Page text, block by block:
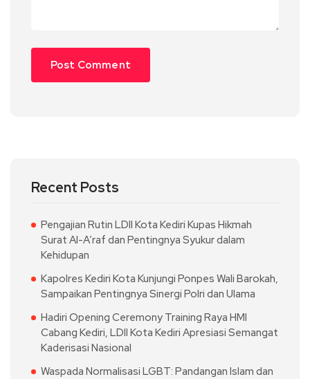
Recent Posts
Pengajian Rutin LDII Kota Kediri Kupas Hikmah
Surat Al-A’raf dan Pentingnya Syukur dalam
Kehidupan
Kapolres Kediri Kota Kunjungi Ponpes Wali Barokah,
Sampaikan Pentingnya Sinergi Polri dan Ulama
Hadiri Opening Ceremony Training Raya HMI
Cabang Kediri, LDII Kota Kediri Apresiasi Semangat
Kaderisasi Nasional
Waspada Normalisasi LGBT: Pandangan Islam dan